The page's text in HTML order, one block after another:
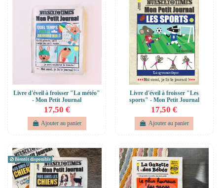
Livre d'éveil à froisser "La météo"
- Mon Petit Journal
17,50 €
Ajouter au panier
Livre d'éveil à froisser "Les
sports" - Mon Petit Journal
17,50 €
Ajouter au panier
Bientôt disponible